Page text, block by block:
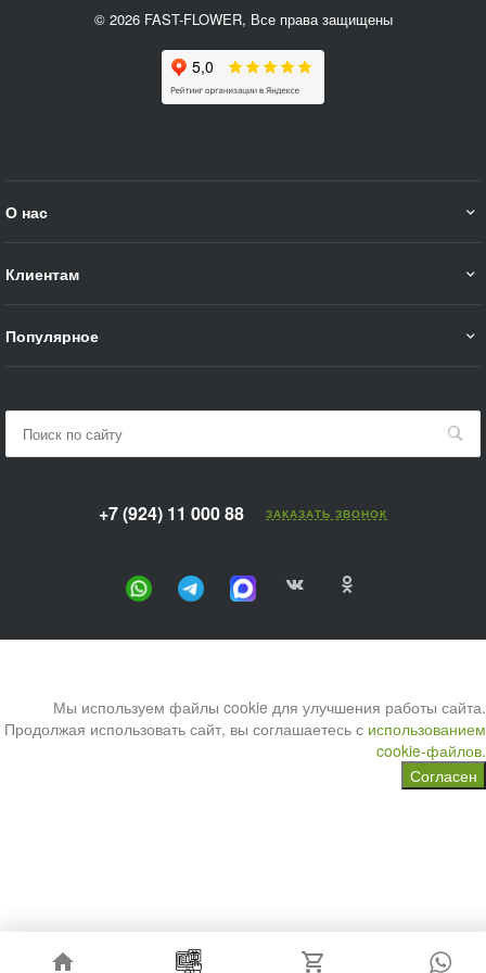
© 2026 FAST-FLOWER, Все права защищены
О нас
Клиентам
Популярное
+7 (924) 11 000 88 ЗАКАЗАТЬ ЗВОНОК
Мы используем файлы cookie для улучшения работы сайта.
Продолжая использовать сайт, вы соглашаетесь с использованием
cookie-файлов.
Согласен